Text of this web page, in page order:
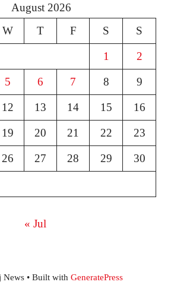
August 2026
W T F S S
1 2
5 6 7 8 9
12 13 14 15 16
19 20 21 22 23
26 27 28 29 30
« Jul
News• Built with GeneratePress